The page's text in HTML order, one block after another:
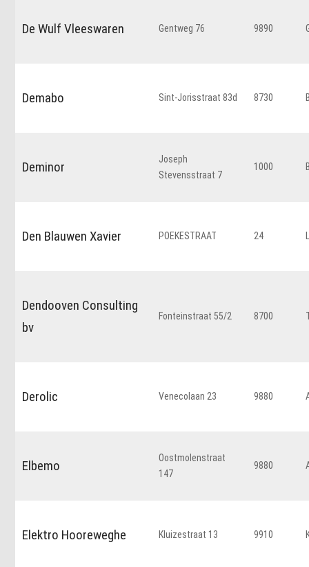
De Wulf Vleeswaren Gentweg 76 9890
Demabo Sint-Jorisstraat 83d 8730
Deminor
Joseph
Stevensstraat 7
1000
Den Blauwen Xavier POEKESTRAAT 24
Dendooven Consulting
bv
Fonteinstraat 55/2 8700
Derolic Venecolaan 23 9880
Elbemo
Oostmolenstraat
147
9880
Elektro Hooreweghe Kluizestraat 13 9910